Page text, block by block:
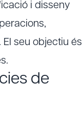
i disseny
seu objectiu és
de